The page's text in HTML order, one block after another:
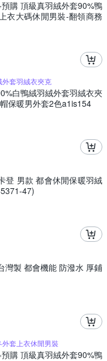
預購 頂級真羽絨外套90%鴨
衣大碼休閒男裝-翻領商務
套羽絨衣夾克
白鴨絨羽絨外套羽絨衣夾
保暖男外套2色a1is154
登 男款 都會休閒保暖羽絨
47)
灣製 都會機能 防潑水 厚鋪
套上衣休閒男裝
預購 頂級真羽絨外套90%鴨